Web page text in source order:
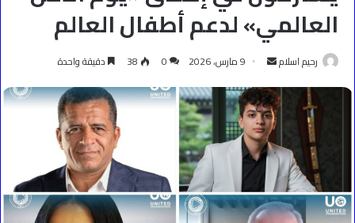
العالمي» لدعم أطفال العالم
رحيم اسلام
أرسل
إلكترونيا
9 مارس، 2026 0
38 دقيقة واحدة